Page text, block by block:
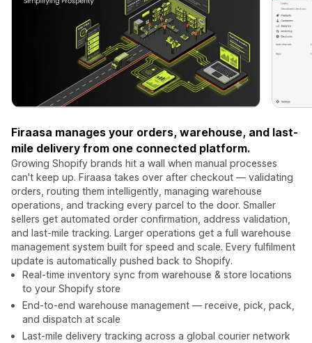
Firaasa manages your orders, warehouse, and last-
mile delivery from one connected platform.
Growing Shopify brands hit a wall when manual processes
can't keep up. Firaasa takes over after checkout — validating
orders, routing them intelligently, managing warehouse
operations, and tracking every parcel to the door. Smaller
sellers get automated order confirmation, address validation,
and last-mile tracking. Larger operations get a full warehouse
management system built for speed and scale. Every fulfilment
update is automatically pushed back to Shopify.
Real-time inventory sync from warehouse & store locations
to your Shopify store
End-to-end warehouse management — receive, pick, pack,
and dispatch at scale
Last-mile delivery tracking across a global courier network